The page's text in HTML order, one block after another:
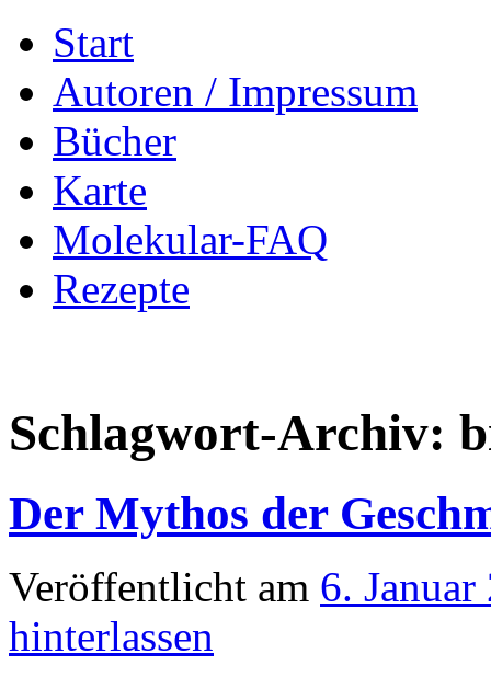
Inhalt
springenStart
Autoren / Impressum
Bücher
Karte
Molekular-FAQ
Rezepte
Schlagwort-Archiv:
Der Mythos der
Veröffentlicht am 6. Januar
hinterlassen